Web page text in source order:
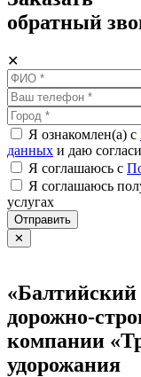
обратный
✕
Я ознакомлен(а) с
данных и даю
Я соглашаюсь c
Я соглашаюсь
услугах
Отправить
✕
«Балтийский
дорожно-
компании
удорожания